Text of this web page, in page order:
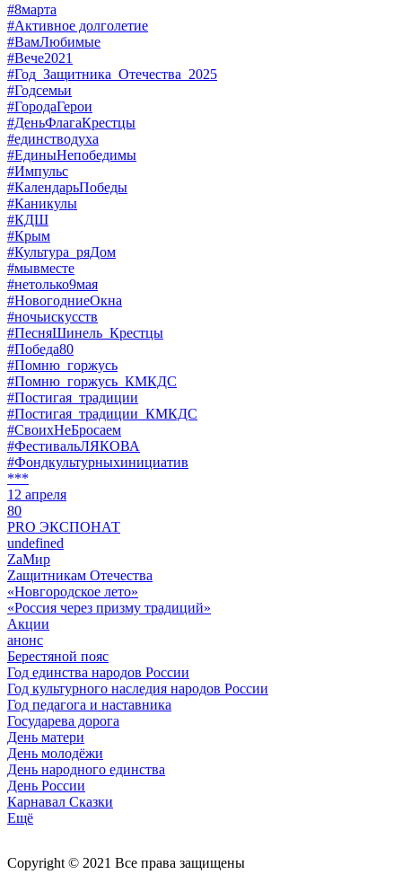
#8марта
#Активное долголетие
#ВамЛюбимые
#Вече2021
#Год_Защитника_Отечества_2025
#Годсемьи
#ГородаГерои
#ДеньФлагаКрестцы
#единстводуха
#ЕдиныНепобедимы
#Импульс
#КалендарьПобеды
#Каникулы
#КДШ
#Крым
#Культура_ряДом
#мывместе
#нетолько9мая
#НовогодниеОкна
#ночьискусств
#ПесняШинель_Крестцы
#Победа80
#Помню_горжусь
#Помню_горжусь_КМКДС
#Постигая_традиции
#Постигая_традиции_КМКДС
#СвоихНеБросаем
#ФестивальЛЯКОВА
#Фондкультурныхинициатив
***
12 апреля
80
PRO ЭКСПОНАТ
undefined
ZaМир
Zащитникам Отечества
«Новгородское лето»
«Россия через призму традиций»
Акции
анонс
Берестяной пояс
Год единства народов России
Год культурного наследия народов России
Год педагога и наставника
Государева дорога
День матери
День молодёжи
День народного единства
День России
Карнавал Сказки
Ещё
Copyright © 2021 Все права защищены